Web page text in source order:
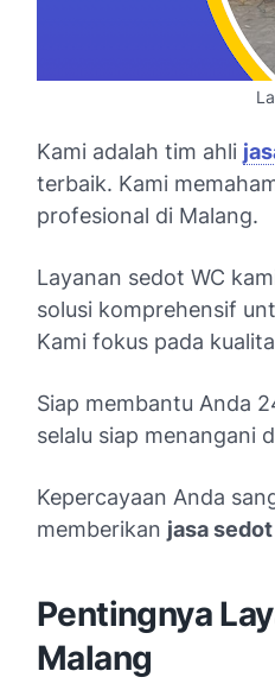
Kami adalah tim ahli
terbaik. Kami
profesional di Malang.
Layanan sedot WC
solusi komprehensif
Kami fokus pada
Siap membantu Anda
selalu siap menangani
Kepercayaan Anda
memberikan jasa
Pentingnya
Malang